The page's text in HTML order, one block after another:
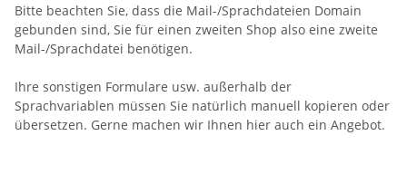
Bitte beachten Sie, dass die Mail-/Sprachdateien Domain
gebunden sind, Sie für einen zweiten Shop also eine zweite
Mail-/Sprachdatei benötigen.
Ihre sonstigen Formulare usw. außerhalb der
Sprachvariablen müssen Sie natürlich manuell kopieren oder
übersetzen. Gerne machen wir Ihnen hier auch ein Angebot.